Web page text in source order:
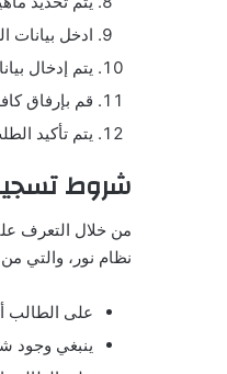
ادخل بيانات
يتم إدخال
قم بإرفاق
يتم تأكيد
شروط
من خلال التعرف
نظام نور، والتي من
على الطالب
ينبغي وجود